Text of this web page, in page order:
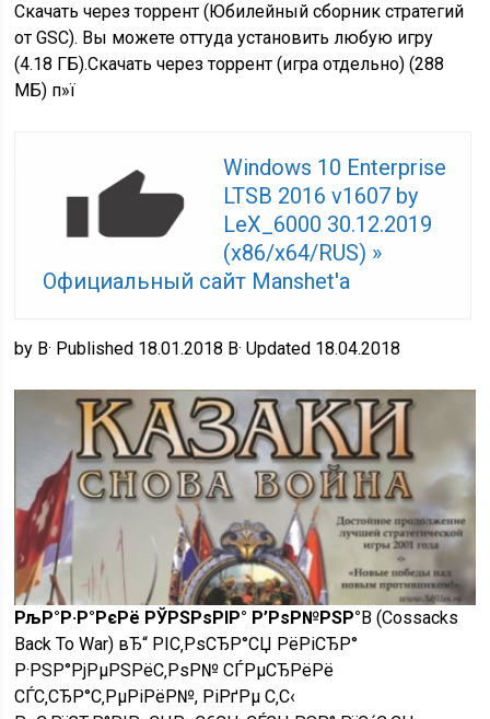
Скачать через торрент (Юбилейный сборник стратегий
от GSC). Вы можете оттуда установить любую игру
(4.18 ГБ).Скачать через торрент (игра отдельно) (288
МБ) п»ї
Windows 10 Enterprise
LTSB 2016 v1607 by
LeX_6000 30.12.2019
(x86/x64/RUS) »
Официальный сайт Manshet'a
by В· Published 18.01.2018 В· Updated 18.04.2018
РљР°Р·Р°РєРё РЎРЅРѕРІР° Р’РѕР№РЅР°В (Cossacks
Back To War) вЂ“ РІС‚РѕСЂР°СЏ РёРіСЂР°
Р·РЅР°РјРµРЅРёС‚РѕР№ СЃРµСЂРёРё
СЃС‚СЂР°С‚РµРіРёР№, РіРґРµ С‚С‹